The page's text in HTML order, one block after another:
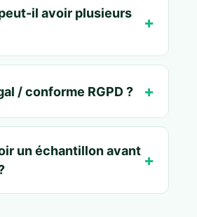
peut-il avoir plusieurs
/ conforme RGPD ?
un échantillon avant